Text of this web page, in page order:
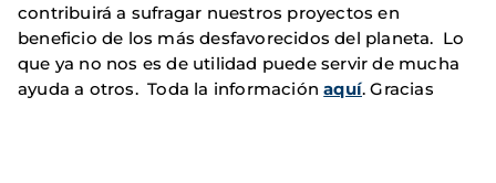
contribuirá a sufragar nuestros proyectos en
beneficio de los más desfavorecidos del planeta. Lo
que ya no nos es de utilidad puede servir de mucha
ayuda a otros. Toda la informaciónaquí. Gracias